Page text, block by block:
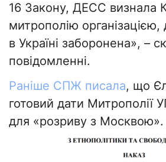
16 Закону, ДЕСС визнала
митрополію організацією,
в Україні заборонена», –
повідомленні.
Раніше СПЖ писала, що
готовий дати Митрополії
для «розриву з Москвою».